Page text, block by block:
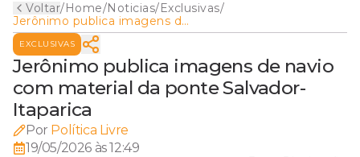
Voltar/Home/Noticias/Exclusivas/
Jerônimo publica imagens de
navio com material da ponte
Salvador-Itaparica
EXCLUSIVAS
Jerônimo publica imagens de navio
com material da ponte Salvador-
Itaparica
Por Política Livre
19/05/2026 às 12:49